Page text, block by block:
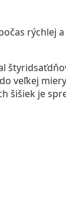
veľkej
šišiek je